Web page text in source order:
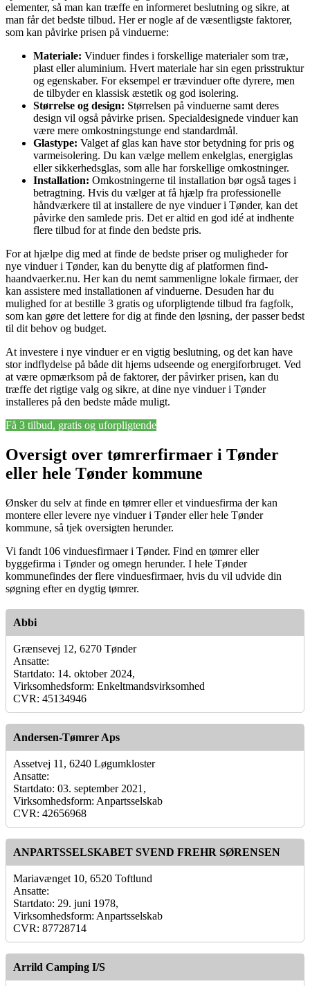
elementer, så man kan træffe en informeret beslutning og sikre, at
man får det bedste tilbud. Her er nogle af de væsentligste faktorer,
som kan påvirke prisen på vinduerne:
Materiale: Vinduer findes i forskellige materialer som træ,
plast eller aluminium. Hvert materiale har sin egen prisstruktur
og egenskaber. For eksempel er trævinduer ofte dyrere, men
de tilbyder en klassisk æstetik og god isolering.
Størrelse og design: Størrelsen på vinduerne samt deres
design vil også påvirke prisen. Specialdesignede vinduer kan
være mere omkostningstunge end standardmål.
Glastype: Valget af glas kan have stor betydning for pris og
varmeisolering. Du kan vælge mellem enkelglas, energiglas
eller sikkerhedsglas, som alle har forskellige omkostninger.
Installation: Omkostningerne til installation bør også tages i
betragtning. Hvis du vælger at få hjælp fra professionelle
håndværkere til at installere de nye vinduer i Tønder, kan det
påvirke den samlede pris. Det er altid en god idé at indhente
flere tilbud for at finde den bedste pris.
For at hjælpe dig med at finde de bedste priser og muligheder for
nye vinduer i Tønder, kan du benytte dig af platformen find-
haandvaerker.nu. Her kan du nemt sammenligne lokale firmaer, der
kan assistere med installationen af vinduerne. Desuden har du
mulighed for at bestille 3 gratis og uforpligtende tilbud fra fagfolk,
som kan gøre det lettere for dig at finde den løsning, der passer bedst
til dit behov og budget.
At investere i nye vinduer er en vigtig beslutning, og det kan have
stor indflydelse på både dit hjems udseende og energiforbruget. Ved
at være opmærksom på de faktorer, der påvirker prisen, kan du
træffe det rigtige valg og sikre, at dine nye vinduer i Tønder
installeres på den bedste måde muligt.
Få 3 tilbud, gratis og uforpligtende
Oversigt over tømrerfirmaer i Tønder
eller hele Tønder kommune
Ønsker du selv at finde en tømrer eller et vinduesfirma der kan
montere eller levere nye vinduer i Tønder eller hele Tønder
kommune, så tjek oversigten herunder.
Vi fandt 106 vinduesfirmaer i Tønder. Find en tømrer eller
byggefirma i Tønder og omegn herunder. I hele Tønder
kommunefindes der flere vinduesfirmaer, hvis du vil udvide din
søgning efter en dygtig tømrer.
Abbi
Grænsevej 12, 6270 Tønder
Ansatte:
Startdato: 14. oktober 2024,
Virksomhedsform: Enkeltmandsvirksomhed
CVR: 45134946
Andersen-Tømrer Aps
Assetvej 11, 6240 Løgumkloster
Ansatte:
Startdato: 03. september 2021,
Virksomhedsform: Anpartsselskab
CVR: 42656968
ANPARTSSELSKABET SVEND FREHR SØRENSEN
Mariavænget 10, 6520 Toftlund
Ansatte:
Startdato: 29. juni 1978,
Virksomhedsform: Anpartsselskab
CVR: 87728714
Arrild Camping I/S